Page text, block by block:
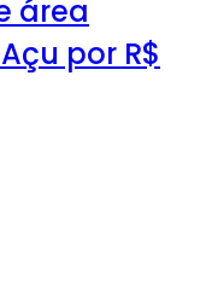
área
por R$